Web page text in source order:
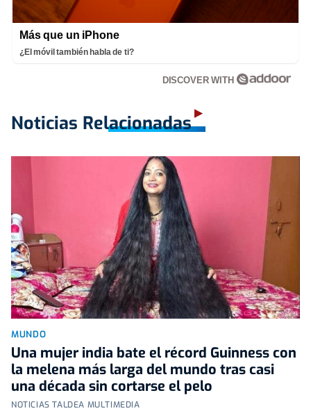
Más que un iPhone
¿El móvil también habla de ti?
DISCOVER WITH
Noticias Relacionadas
MUNDO
Una mujer india bate el récord Guinness con
la melena más larga del mundo tras casi
una década sin cortarse el pelo
NOTICIAS TALDEA MULTIMEDIA